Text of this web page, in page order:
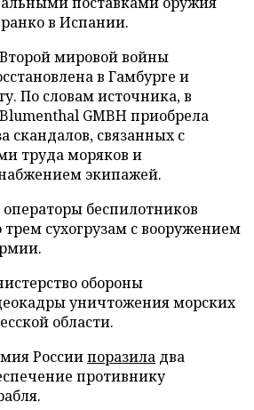
в Испании.
мировой войны
в Гамбурге и
По словам источника, в
GMBH приобрела
скандалов, связанных с
труда моряков и
экипажей.
беспилотников
сухогрузам с вооружением
обороны
уничтожения морских
области.
Россиипоразила два
противнику